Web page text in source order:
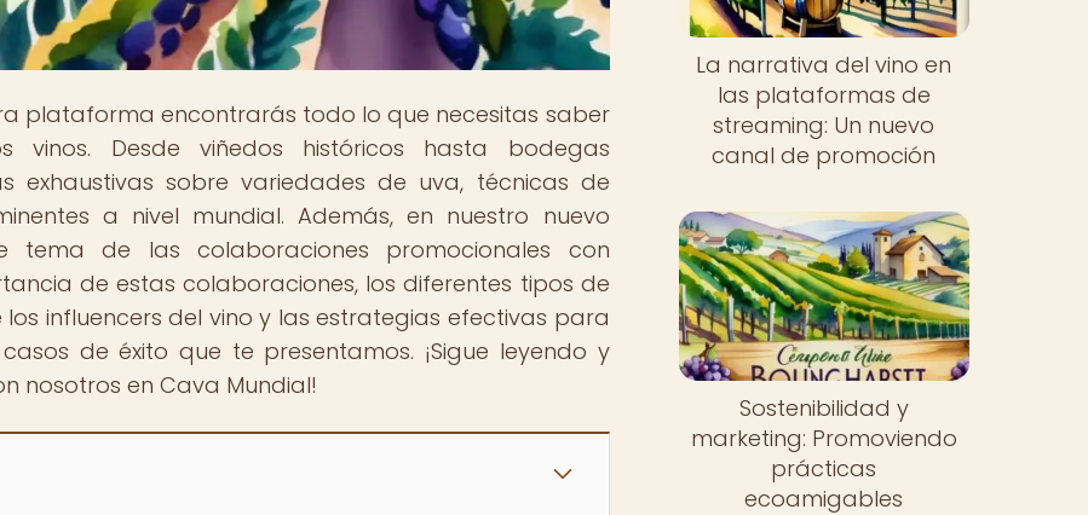
plataforma encontrarás todo lo que necesitas saber
Desde viñedos históricos hasta bodegas
exhaustivas sobre variedades de uva, técnicas de
a nivel mundial. Además, en nuestro nuevo
tema de las colaboraciones promocionales con
de estas colaboraciones, los diferentes tipos de
influencers del vino y las estrategias efectivas para
de éxito que te presentamos. ¡Sigue leyendo y
nosotros en Cava Mundial!
La narrativa del vino en
las plataformas de
streaming: Un nuevo
canal de promoción
Sostenibilidad y
marketing: Promoviendo
prácticas
ecoamigables